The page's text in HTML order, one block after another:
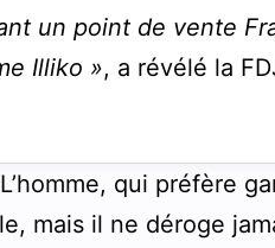
un point de vente
Illiko », a révélé la
qui préfère
mais il ne déroge